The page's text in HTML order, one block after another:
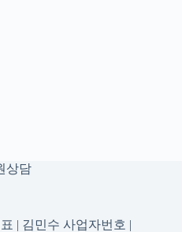
상담
| 김민수 사업자번호 |